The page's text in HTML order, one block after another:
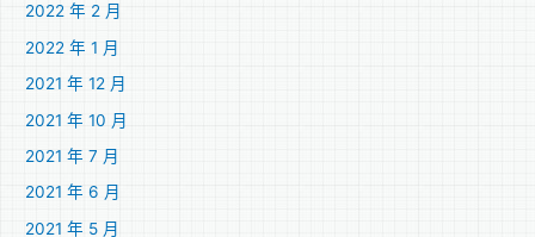
2022 年 2 月
2022 年 1 月
2021 年 12 月
2021 年 10 月
2021 年 7 月
2021 年 6 月
2021 年 5 月